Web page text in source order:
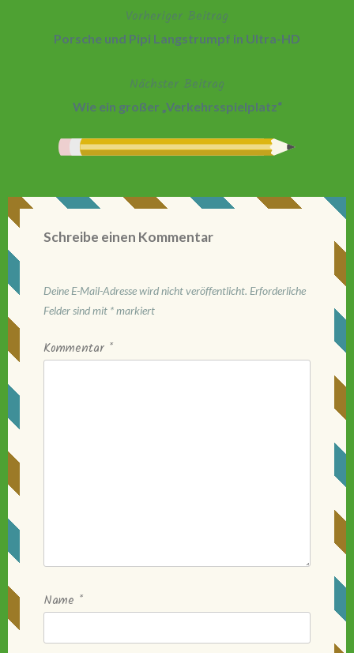
BeitragsnavigationVorheriger Beitrag
Porsche und Pipi Langstrumpf in Ultra-HD
Nächster Beitrag
Wie ein großer „Verkehrsspielplatz“
Schreibe einen Kommentar
Deine E-Mail-Adresse wird nicht veröffentlicht. Erforderliche
Felder sind mit *markiert
Kommentar *
Name *